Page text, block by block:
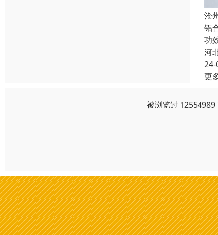
沧
铝
功
河
24-
更
被浏览过